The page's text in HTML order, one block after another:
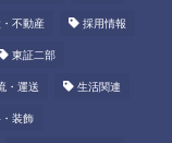
不動産 採用情報
東証二部
・運送 生活関連
装飾